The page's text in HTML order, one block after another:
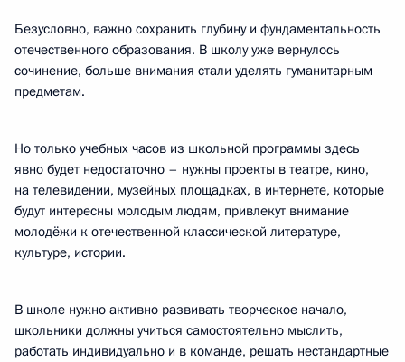
Безусловно, важно сохранить глубину и фундаментальность
отечественного образования. В школу уже вернулось
сочинение, больше внимания стали уделять гуманитарным
предметам.
Но только учебных часов из школьной программы здесь
явно будет недостаточно – нужны проекты в театре, кино,
на телевидении, музейных площадках, в интернете, которые
будут интересны молодым людям, привлекут внимание
молодёжи к отечественной классической литературе,
культуре, истории.
В школе нужно активно развивать творческое начало,
школьники должны учиться самостоятельно мыслить,
работать индивидуально и в команде, решать нестандартные